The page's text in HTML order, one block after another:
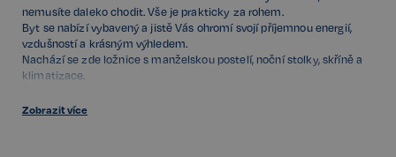
nemusíte daleko chodit. Vše je prakticky za rohem.
Byt se nabízí vybavený a jistě Vás ohromí svojí příjemnou energií,
vzdušností a krásným výhledem.
Nachází se zde ložnice s manželskou postelí, noční stolky, skříně a
klimatizace.
rozkládací pohovkou, TV, tv stolkem, skříní, jídelním stolem a židlemi,
Zobrazit více